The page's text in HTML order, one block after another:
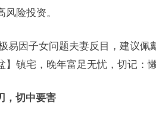
险投资。
易因子女问题夫妻反目，建议佩
镇宅，晚年富足无忧，切记：
，切中要害